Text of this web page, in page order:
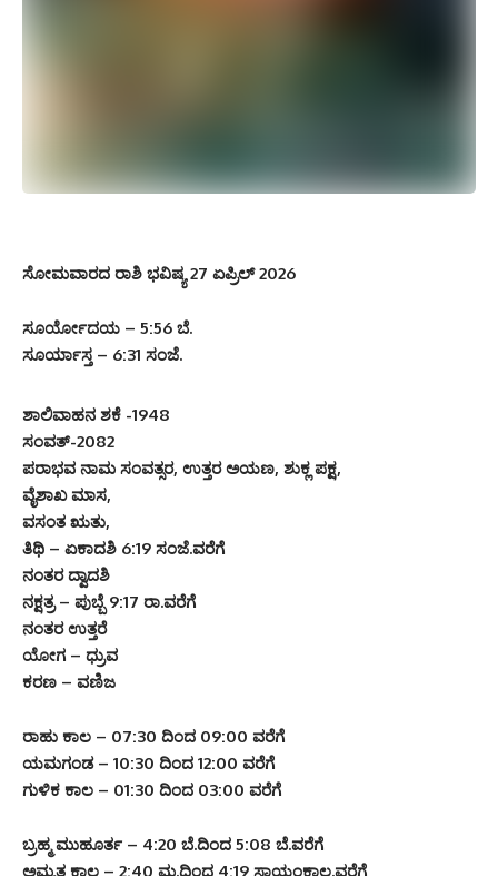
ಸೋಮವಾರದ ರಾಶಿ ಭವಿಷ್ಯ 27 ಏಪ್ರಿಲ್ 2026
ಸೂರ್ಯೋದಯ – 5:56 ಬೆ.
ಸೂರ್ಯಾಸ್ತ – 6:31 ಸಂಜೆ.
ಶಾಲಿವಾಹನ ಶಕೆ -1948
ಸಂವತ್-2082
ಪರಾಭವ ನಾಮ ಸಂವತ್ಸರ, ಉತ್ತರ ಅಯಣ, ಶುಕ್ಲ ಪಕ್ಷ,
ವೈಶಾಖ ಮಾಸ,
ವಸಂತ ಋತು,
ತಿಥಿ – ಏಕಾದಶಿ 6:19 ಸಂಜೆ.ವರೆಗೆ
ನಂತರ ದ್ವಾದಶಿ
ನಕ್ಷತ್ರ – ಪುಬ್ಬೆ 9:17 ರಾ.ವರೆಗೆ
ನಂತರ ಉತ್ತರೆ
ಯೋಗ – ಧ್ರುವ
ಕರಣ – ವಣಿಜ
ರಾಹು ಕಾಲ – 07:30 ದಿಂದ 09:00 ವರೆಗೆ
ಯಮಗಂಡ – 10:30 ದಿಂದ 12:00 ವರೆಗೆ
ಗುಳಿಕ ಕಾಲ – 01:30 ದಿಂದ 03:00 ವರೆಗೆ
ಬ್ರಹ್ಮ ಮುಹೂರ್ತ – 4:20 ಬೆ.ದಿಂದ 5:08 ಬೆ.ವರೆಗೆ
ಅಮೃತ ಕಾಲ – 2:40 ಮ.ದಿಂದ 4:19 ಸಾಯಂಕಾಲ.ವರೆಗೆ